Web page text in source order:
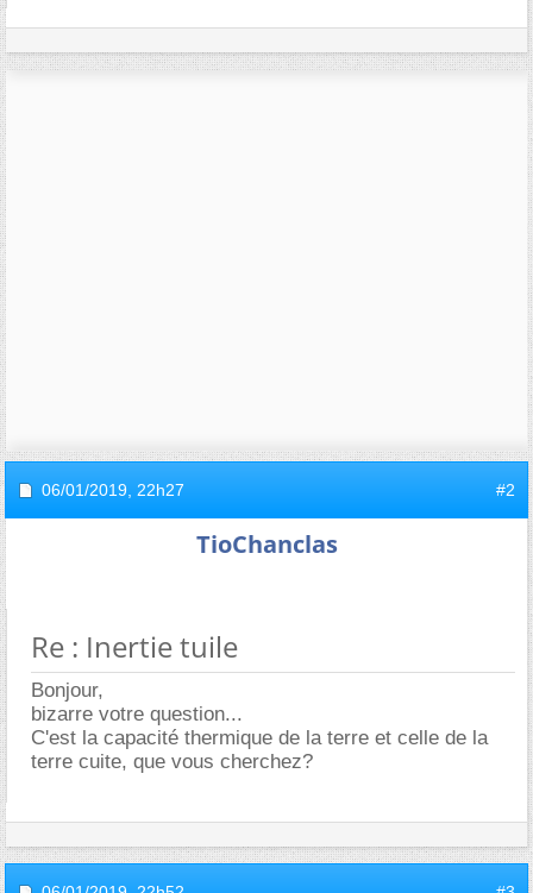
06/01/2019, 22h27 #2
TioChanclas
Re : Inertie tuile
Bonjour,
bizarre votre question...
C'est la capacité thermique de la terre et celle de la
terre cuite, que vous cherchez?